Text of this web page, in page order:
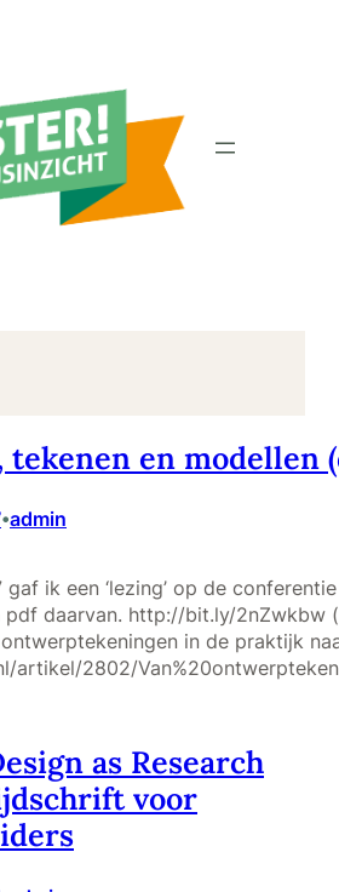
en modellen
•admin
gaf ik een ‘lezing’ op de
pdf daarvan. http://bit.ly/2nZwkbw
in de praktijk
artikel/2802/
as Research
voor